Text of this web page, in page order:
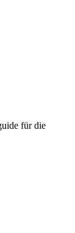
für die